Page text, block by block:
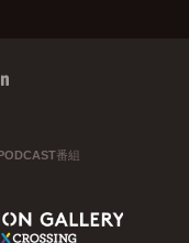
番組